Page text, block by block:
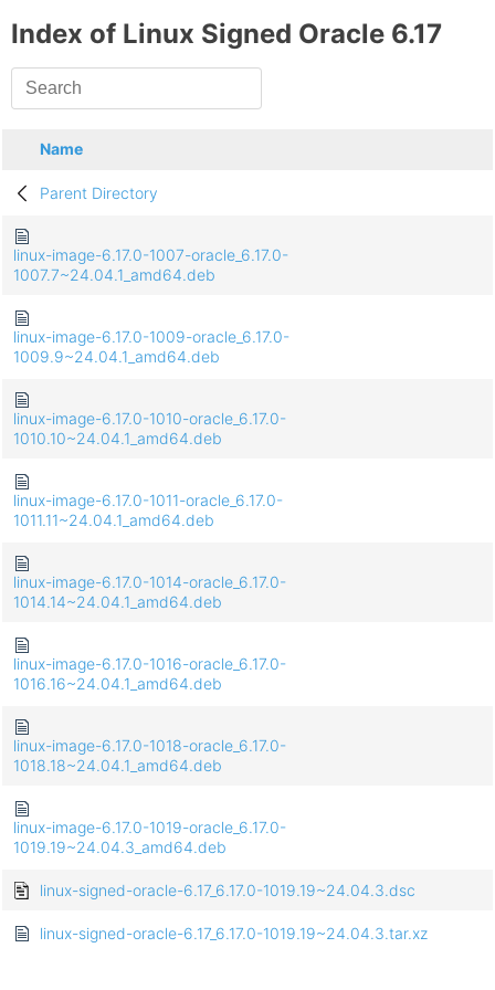
Index of Linux Signed Oracle 6.17
Name
Parent Directory
linux-image-6.17.0-1007-oracle_6.17.0-
1007.7~24.04.1_amd64.deb
linux-image-6.17.0-1009-oracle_6.17.0-
1009.9~24.04.1_amd64.deb
linux-image-6.17.0-1010-oracle_6.17.0-
1010.10~24.04.1_amd64.deb
linux-image-6.17.0-1011-oracle_6.17.0-
1011.11~24.04.1_amd64.deb
linux-image-6.17.0-1014-oracle_6.17.0-
1014.14~24.04.1_amd64.deb
linux-image-6.17.0-1016-oracle_6.17.0-
1016.16~24.04.1_amd64.deb
linux-image-6.17.0-1018-oracle_6.17.0-
1018.18~24.04.1_amd64.deb
linux-image-6.17.0-1019-oracle_6.17.0-
1019.19~24.04.3_amd64.deb
linux-signed-oracle-6.17_6.17.0-1019.19~24.04.3.dsc
linux-signed-oracle-6.17_6.17.0-1019.19~24.04.3.tar.xz